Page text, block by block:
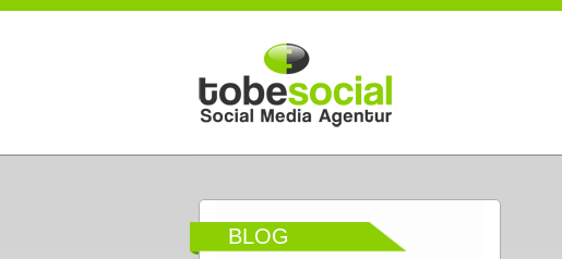
Direkt zum Inhalt
BLOG